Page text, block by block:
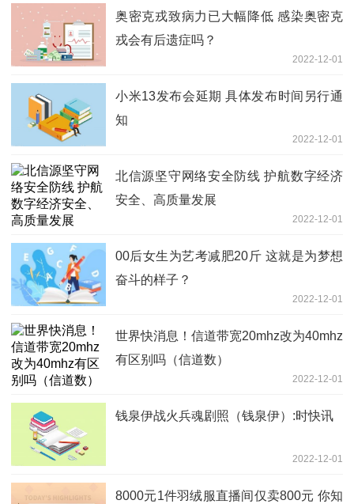
奥密克戎致病力已大幅降低 感染奥密克
戎会有后遗症吗？
2022-12-01
小米13发布会延期 具体发布时间另行通
知
2022-12-01
北信源坚守网络安全防线 护航数字经济
安全、高质量发展
2022-12-01
00后女生为艺考减肥20斤 这就是为梦想
奋斗的样子？
2022-12-01
世界快消息！信道带宽20mhz改为40mhz
有区别吗（信道数）
2022-12-01
钱泉伊战火兵魂剧照（钱泉伊）:时快讯
2022-12-01
8000元1件羽绒服直播间仅卖800元 你知